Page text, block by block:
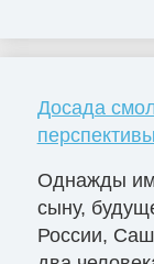
Досада
перспективы
Однажды
сыну,
России,